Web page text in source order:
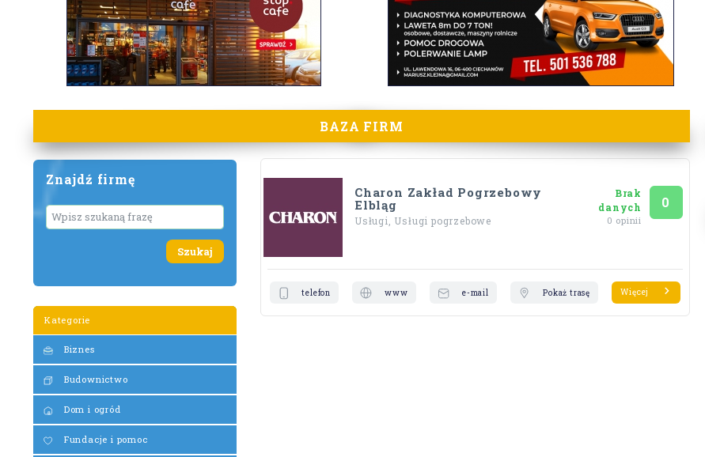
BAZA FIRM
Znajdź firmę
Wyszukaj
Kategorie
Biznes
Budownictwo
Dom i ogród
Fundacje i pomoc
Charon Zakład Pogrzebowy
Elbląg
Usługi, Usługi pogrzebowe
Brak
danych
0 opinii
Ocena
0
telefon www e-mail Pokaż trasę Więcej